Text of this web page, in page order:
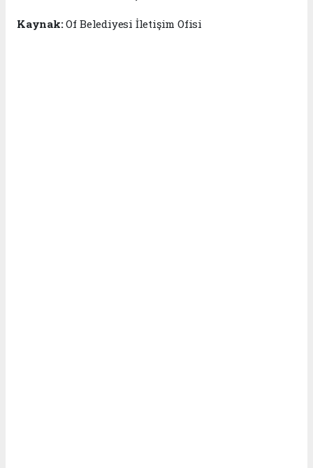
Kaynak:Of Belediyesi İletişim Ofisi